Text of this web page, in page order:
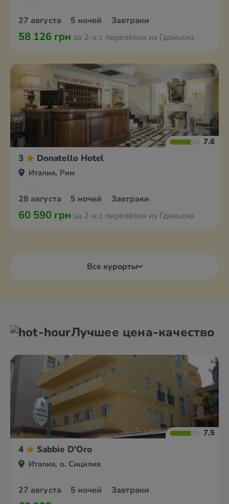
27 августа 5 ночей Завтраки
58 126 грн за 2-х с перелётом из Гданьска
7.6
3 Donatello Hotel
Италия, Рим
28 августа 5 ночей Завтраки
60 590 грн за 2-х с перелётом из Гданьска
Все курорты
Лучшее цена-качество
7.5
4 Sabbie D'Oro
Италия, о. Сицилия
27 августа 5 ночей Завтраки